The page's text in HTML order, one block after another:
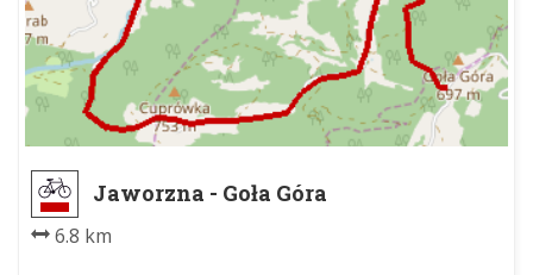
Jaworzna - Goła Góra
6.8 km